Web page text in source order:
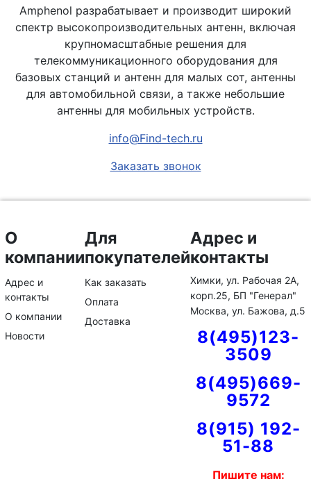
Amphenol разрабатывает и производит широкий
спектр высокопроизводительных антенн, включая
крупномасштабные решения для
телекоммуникационного оборудования для
базовых станций и антенн для малых сот, антенны
для автомобильной связи, а также небольшие
антенны для мобильных устройств.
info@Find-tech.ru
Заказать звонок
О
компании
Адрес и
контакты
О компании
Новости
Для
покупателей
Как заказать
Оплата
Доставка
Адрес и
контакты
Химки, ул. Рабочая 2А,
корп.25, БП "Генерал"
Москва, ул. Бажова, д.5
8(495)123-
3509
8(495)669-
9572
8(915) 192-
51-88
Пишите нам: